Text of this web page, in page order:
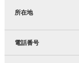
所在地
電話番号